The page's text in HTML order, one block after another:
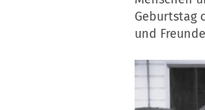
Geburtstag
und